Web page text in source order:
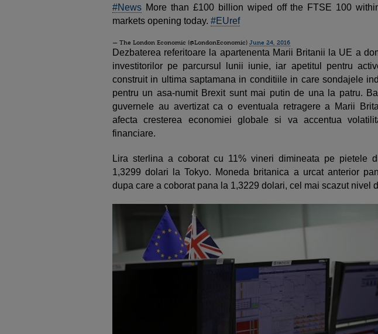
#News More than £100 billion wiped off the FTSE 100
markets opening today. #EUref
— The London Economic (@LondonEconomic) June 24, 2016
Dezbaterea referitoare la apartenenta Marii Britanii la UE a
investitorilor pe parcursul lunii iunie, iar apetitul pentru
construit in ultima saptamana in conditiile in care sondajele
pentru un asa-numit Brexit sunt mai putin de una la patru.
guvernele au avertizat ca o eventuala retragere a Marii
afecta cresterea economiei globale si va accentua
financiare.
Lira sterlina a coborat cu 11% vineri dimineata pe pietele
1,3299 dolari la Tokyo. Moneda britanica a urcat anterior
dupa care a coborat pana la 1,3229 dolari, cel mai scazut nivel